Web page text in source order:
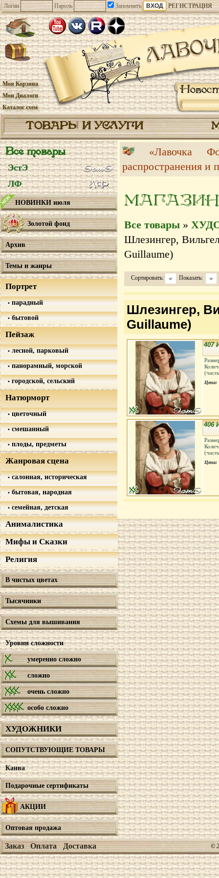
Логин Пароль Запомнить РЕГИСТРАЦИЯ
Моя Корзина
Мои Диалоги
Каталог схем
ТОВАРЫ И УСЛУГИ
Все товары
ЭстЭ
ЛФ
НОВИНКИ июля
Золотой фонд
Архив
Темы и жанры
Портрет
парадный
бытовой
Пейзаж
лесной, парковый
панорамный, морской
городской, сельский
Натюрморт
цветочный
смешанный
плоды, предметы
Жанровая сцена
салонная, историческая
бытовая, народная
семейная, детская
Анималистика
Мифы и Сказки
Религия
В чистых цветах
Тысячники
Схемы для вышивания
Уровни сложности
умеренно сложно
сложно
очень сложно
особо сложно
ХУДОЖНИКИ
СОПУТСТВУЮЩИЕ ТОВАРЫ
Канва
Подарочные сертификаты
АКЦИИ
Оптовая продажа
«Лавочка
распространения и
МАГАЗИН
Все товары »
Шлезингер,
Guillaume)
Сортировать: Показать:
Шлезингер,
Guillaume)
407
Цена:
406
Цена:
Заказ Оплата Доставка ©